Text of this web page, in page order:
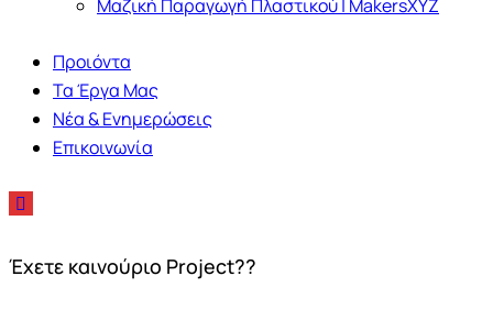
Μαζική Παραγωγή Πλαστικού | MakersXYZ
Προιόντα
Τα Έργα Μας
Νέα & Ενημερώσεις
Επικοινωνία
Έχετε καινούριο Project??